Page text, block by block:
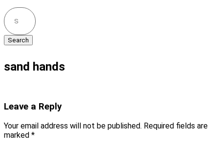
Search
for:
sand hands
Leave a Reply
Your email address will not be published. Required fields are
marked *